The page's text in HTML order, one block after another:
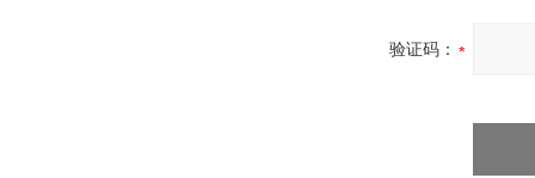
验证码：